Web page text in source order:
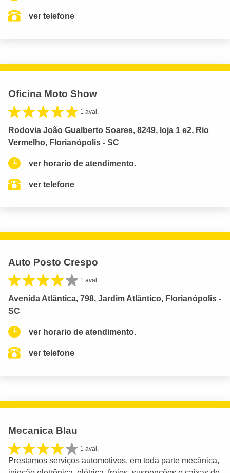
ver telefone
Oficina Moto Show
1 aval.
Rodovia João Gualberto Soares, 8249, loja 1 e2, Rio
Vermelho, Florianópolis - SC
ver horario de atendimento.
ver telefone
Auto Posto Crespo
1 aval.
Avenida Atlântica, 798, Jardim Atlântico, Florianópolis -
SC
ver horario de atendimento.
ver telefone
Mecanica Blau
1 aval.
Prestamos serviços automotivos, em toda parte mecânica,